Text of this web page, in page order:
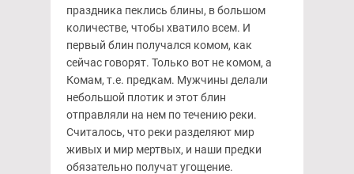
праздника пеклись блины, в большом
количестве, чтобы хватило всем. И
первый блин получался комом, как
сейчас говорят. Только вот не комом, а
Комам, т.е. предкам. Мужчины делали
небольшой плотик и этот блин
отправляли на нем по течению реки.
Считалось, что реки разделяют мир
живых и мир мертвых, и наши предки
обязательно получат угощение.